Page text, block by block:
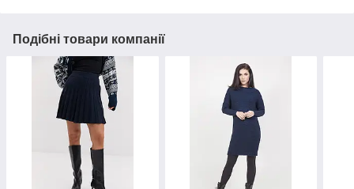
Подібні товари компанії